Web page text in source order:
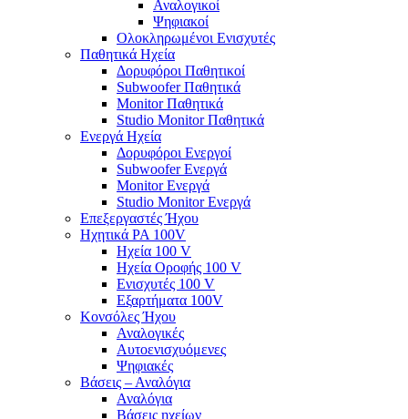
Αναλογικοί
Ψηφιακοί
Ολοκληρωμένοι Ενισχυτές
Παθητικά Ηχεία
Δορυφόροι Παθητικοί
Subwoofer Παθητικά
Monitor Παθητικά
Studio Monitor Παθητικά
Ενεργά Ηχεία
Δορυφόροι Ενεργοί
Subwoofer Ενεργά
Monitor Ενεργά
Studio Monitor Ενεργά
Επεξεργαστές Ήχου
Ηχητικά PA 100V
Ηχεία 100 V
Ηχεία Οροφής 100 V
Ενισχυτές 100 V
Εξαρτήματα 100V
Κονσόλες Ήχου
Αναλογικές
Αυτοενισχυόμενες
Ψηφιακές
Βάσεις – Αναλόγια
Αναλόγια
Βάσεις ηχείων